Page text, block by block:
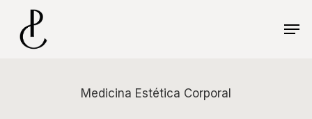
main
content
Medicina Estética Corporal